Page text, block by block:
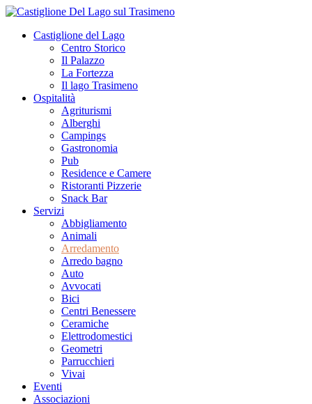
Castiglione del Lago
Centro Storico
Il Palazzo
La Fortezza
Il lago Trasimeno
Ospitalità
Agriturismi
Alberghi
Campings
Gastronomia
Pub
Residence e Camere
Ristoranti Pizzerie
Snack Bar
Servizi
Abbigliamento
Animali
Arredamento
Arredo bagno
Auto
Avvocati
Bici
Centri Benessere
Ceramiche
Elettrodomestici
Geometri
Parrucchieri
Vivai
Eventi
Associazioni